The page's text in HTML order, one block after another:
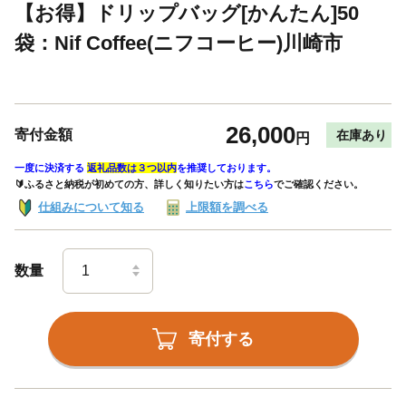
【お得】ドリップバッグ[かんたん]50
袋：Nif Coffee(ニフコーヒー)川崎市
寄付金額 26,000円 在庫あり
一度に決済する 返礼品数は３つ以内を推奨しております。
🔰ふるさと納税が初めての方、詳しく知りたい方はこちらでご確認ください。
仕組みについて知る 上限額を調べる
数量
寄付する